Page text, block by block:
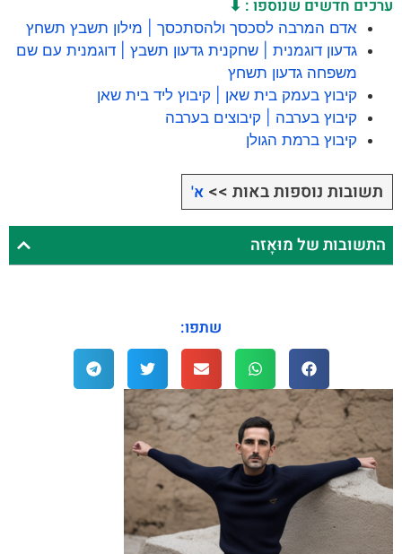
ערכים חדשים שנוספו : ⬇
אדם המרבה לסכסך ולהסתכסך | מילון תשבץ תשחץ
גדעון דוגמנית | שחקנית גדעון תשבץ | דוגמנית עם שם
משפחה גדעון תשחץ
קיבוץ בעמק בית שאן | קיבוץ ליד בית שאן
קיבוץ בערבה | קיבוצים בערבה
קיבוץ ברמת הגולן
תשובות נוספות באות >> א'
התשובות של מוּאָזה
שתפו: